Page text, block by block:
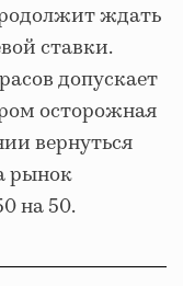
ждать
ставки.
допускает
осторожная
вернуться
рынок
на 50.